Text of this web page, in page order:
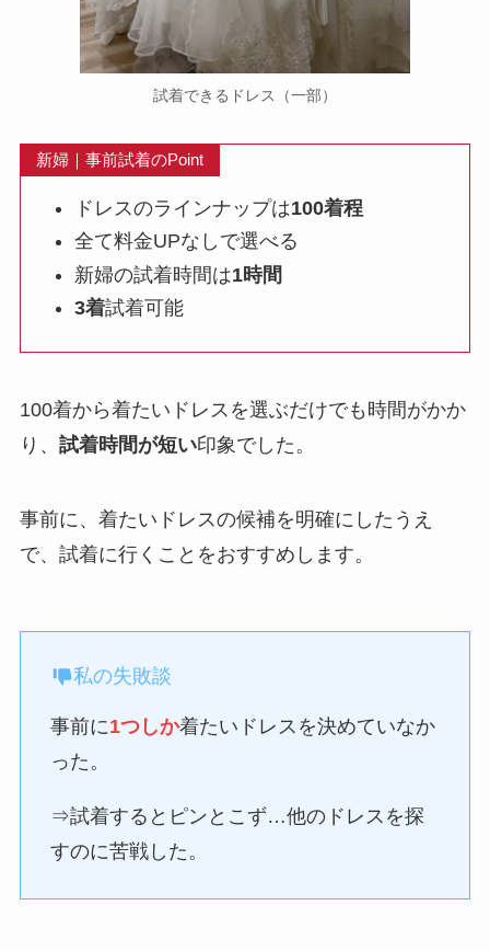
試着できるドレス（一部）
新婦｜事前試着のPoint
ドレスのラインナップは100着程
全て料金UPなしで選べる
新婦の試着時間は1時間
3着試着可能
100着から着たいドレスを選ぶだけでも時間がかか
り、 試着時間が短い印象でした。
事前に、着たいドレスの候補を明確にしたうえ
で、試着に行くことをおすすめします。
私の失敗談
事前に1つしか着たいドレスを決めていなか
った。
⇒試着するとピンとこず…他のドレスを探
すのに苦戦した。